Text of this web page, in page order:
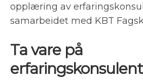
opplæring av
samarbeidet med KBT
Ta vare på